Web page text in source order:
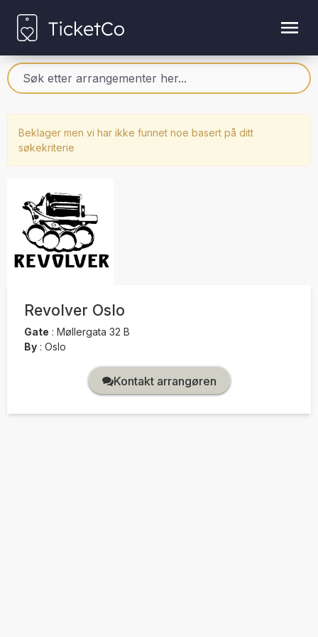
Beklager men vi har ikke funnet noe basert på ditt
søkekriterie
Revolver Oslo
Gate : Møllergata 32 B
By : Oslo
Kontakt arrangøren